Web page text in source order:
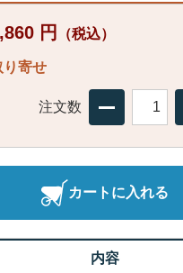
円 （税込）
り寄せ
注文数
カートに入れる
内容